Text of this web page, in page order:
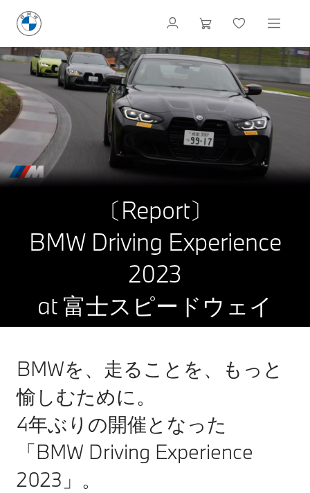
〔Report〕
BMW Driving Experience
2023
at 富士スピードウェイ
BMWを、走ることを、もっと
愉しむために。
4年ぶりの開催となった
「BMW Driving Experience
2023」。